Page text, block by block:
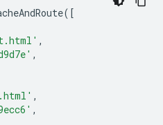
([
,
,
,
,